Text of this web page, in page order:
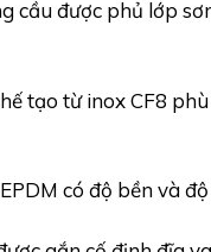
cầu được phủ lớp
tạo từ inox CF8
có độ bền và